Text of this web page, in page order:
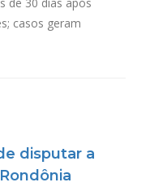
casos geram
disputar a